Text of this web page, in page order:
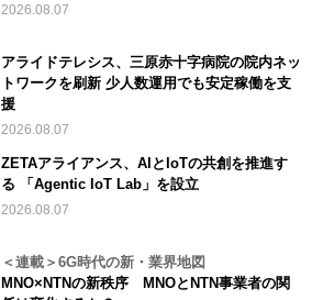
2026.08.07
アライドテレシス、三原赤十字病院の院内ネッ
トワークを刷新 少人数運用でも安定稼働を支
援
2026.08.07
ZETAアライアンス、AIとIoTの共創を推進す
る 「Agentic IoT Lab」を設立
2026.08.07
＜連載＞6G時代の新・業界地図
MNO×NTNの新秩序 MNOとNTN事業者の関